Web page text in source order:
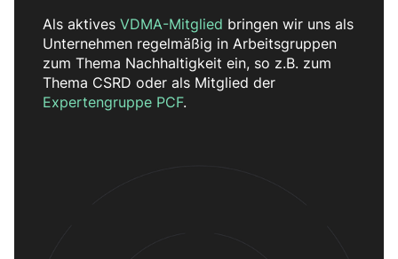
Als aktives VDMA-Mitglied bringen wir uns als
Unternehmen regelmäßig in Arbeitsgruppen
zum Thema Nachhaltigkeit ein, so z.B. zum
Thema CSRD oder als Mitglied der
Expertengruppe PCF.